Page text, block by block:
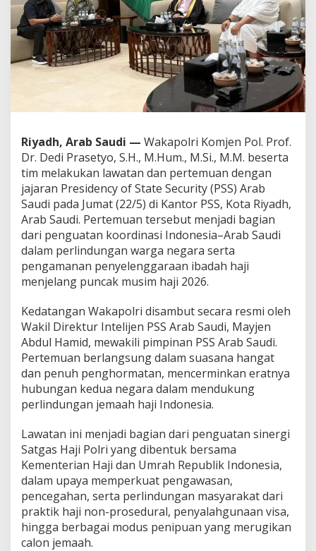
a
k
a
p
o
l
r
k
u
a
t
P
e
r
l
n
d
u
g
a
n
J
e
m
a
a
h
e
n
g
a
n
A
r
a
Riyadh, Arab Saudi — Wakapolri Komjen Pol. Prof.
Dr. Dedi Prasetyo, S.H., M.Hum., M.Si., M.M. beserta
tim melakukan lawatan dan pertemuan dengan
jajaran Presidency of State Security (PSS) Arab
Saudi pada Jumat (22/5) di Kantor PSS, Kota Riyadh,
Arab Saudi. Pertemuan tersebut menjadi bagian
dari penguatan koordinasi Indonesia–Arab Saudi
dalam perlindungan warga negara serta
pengamanan penyelenggaraan ibadah haji
menjelang puncak musim haji 2026.
Kedatangan Wakapolri disambut secara resmi oleh
Wakil Direktur Intelijen PSS Arab Saudi, Mayjen
Abdul Hamid, mewakili pimpinan PSS Arab Saudi.
Pertemuan berlangsung dalam suasana hangat
dan penuh penghormatan, mencerminkan eratnya
hubungan kedua negara dalam mendukung
perlindungan jemaah haji Indonesia.
Lawatan ini menjadi bagian dari penguatan sinergi
Satgas Haji Polri yang dibentuk bersama
Kementerian Haji dan Umrah Republik Indonesia,
dalam upaya memperkuat pengawasan,
pencegahan, serta perlindungan masyarakat dari
praktik haji non-prosedural, penyalahgunaan visa,
hingga berbagai modus penipuan yang merugikan
calon jemaah.